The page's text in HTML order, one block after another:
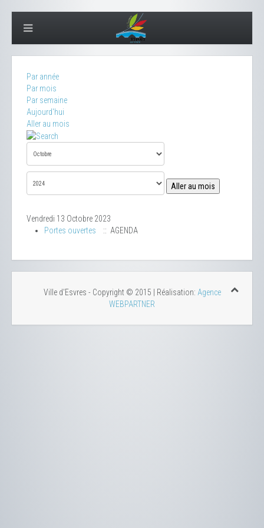
Par année
Par mois
Par semaine
Aujourd'hui
Aller au mois
Aller au mois
Vendredi 13 Octobre 2023
Portes ouvertes
:: AGENDA
Ville d'Esvres - Copyright © 2015 | Réalisation: Agence
WEBPARTNER